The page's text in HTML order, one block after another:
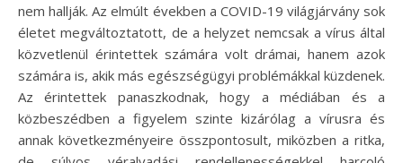
nem hallják. Az elmúlt években a COVID-19 világjárvány sok
életet megváltoztatott, de a helyzet nemcsak a vírus által
közvetlenül érintettek számára volt drámai, hanem azok
számára is, akik más egészségügyi problémákkal küzdenek.
Az érintettek panaszkodnak, hogy a médiában és a
közbeszédben a figyelem szinte kizárólag a vírusra és
annak következményeire összpontosult, miközben a ritka,